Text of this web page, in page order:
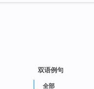
双语例句
全部